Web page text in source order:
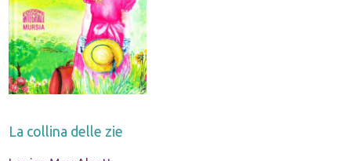
La collina delle zie
Allora iscriviti alla nostra newsletter!
Sarai informato delle nostre novità, potrai
comunque cancellarti quando desideri.
modulo di iscrizione